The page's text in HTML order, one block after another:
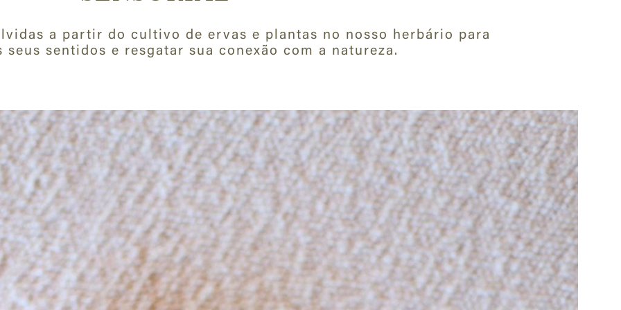
a partir do cultivo de ervas e plantas no nosso herbário para
seus sentidos e resgatar sua conexão com a natureza.